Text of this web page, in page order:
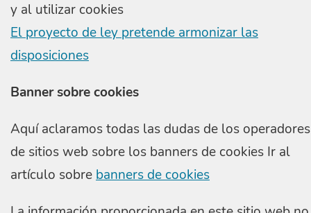
y al utilizar cookies
El proyecto de ley pretende armonizar las
disposiciones
Banner sobre cookies
Aquí aclaramos todas las dudas de los operadores
de sitios web sobre los banners de cookies Ir al
artículo sobre banners de cookies